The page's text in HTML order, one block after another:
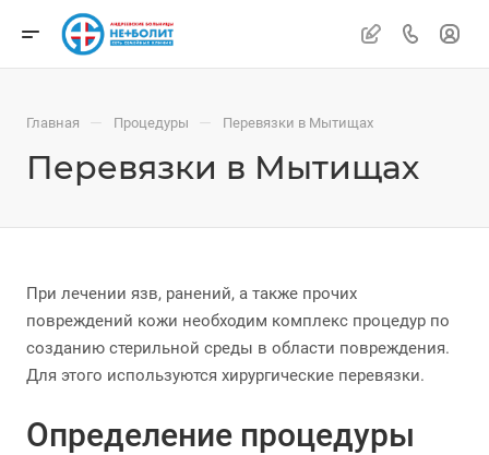
Главная — Процедуры — Перевязки в Мытищах
Перевязки в Мытищах
При лечении язв, ранений, а также прочих
повреждений кожи необходим комплекс процедур по
созданию стерильной среды в области повреждения.
Для этого используются хирургические перевязки.
Определение процедуры